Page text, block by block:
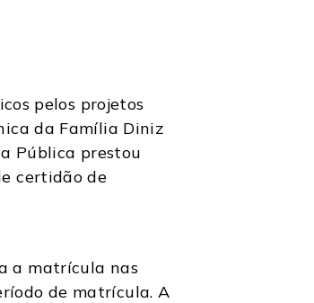
pelos projetos
da Família Diniz
Pública prestou
certidão de
a matrícula nas
de matrícula. A